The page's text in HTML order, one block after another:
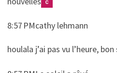
8:57 PMcathy lehmann
​​houlala j’ai pas vu l’heure,